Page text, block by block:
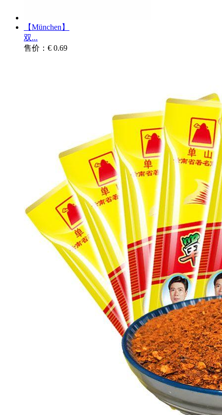
【München】
双...
售价：€ 0.69